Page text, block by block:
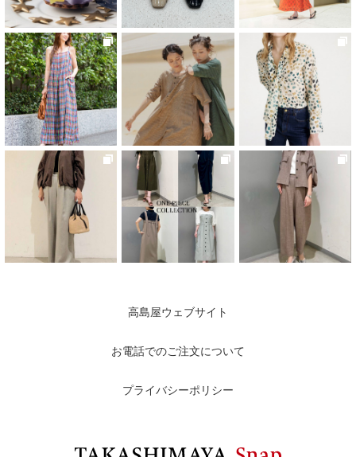
高島屋ウェブサイト
お電話でのご注文について
プライバシーポリシー